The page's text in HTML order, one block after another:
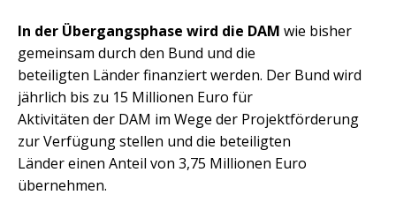
In der Übergangsphase wird die DAM wie bisher
gemeinsam durch den Bund und die
beteiligten Länder finanziert werden. Der Bund wird
jährlich bis zu 15 Millionen Euro für
Aktivitäten der DAM im Wege der Projektförderung
zur Verfügung stellen und die beteiligten
Länder einen Anteil von 3,75 Millionen Euro
übernehmen.